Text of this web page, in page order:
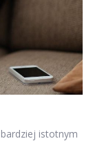
istotnym